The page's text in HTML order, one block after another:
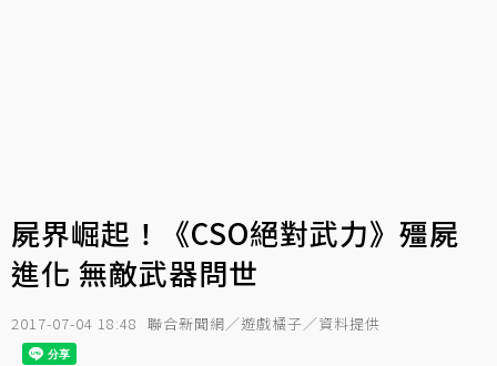
屍界崛起！《CSO絕對武力》殭屍
進化 無敵武器問世
2017-07-04 18:48 聯合新聞網／遊戲橘子／資料提供